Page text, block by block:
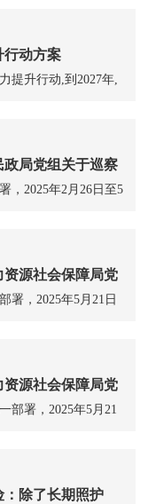
本养老服务体系建
需要，市场监管总局
《老年人能力评估规
行动方案
提升行动,到2027年,
续改善,服务连续
高,老年人获得感不
局党组关于巡察
，2025年2月26日至5
组织反馈了巡察意
要求，现将巡察整改
源社会保障局党
巡察整改进展情
署，2025年5月21日
察意见。按照党务
求，现将巡察整改进
源社会保障局党
项巡察整改进展情
部署，2025年5月21
巡察意见。按照党
要求，现将巡察整改
除了长期照护